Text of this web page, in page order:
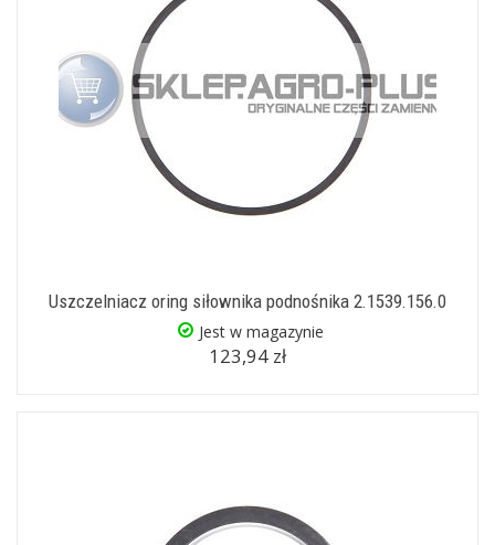
Uszczelniacz oring siłownika podnośnika 2.1539.156.0
Jest w magazynie
123,94 zł